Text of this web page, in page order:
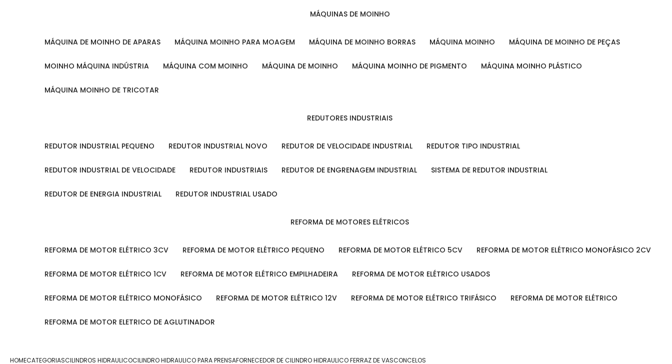
MÁQUINAS DE MOINHO
MÁQUINA DE MOINHO DE APARAS MÁQUINA MOINHO PARA MOAGEM MÁQUINA DE MOINHO BORRAS MÁQUINA MOINHO MÁQUINA DE MOINHO DE PEÇAS
MOINHO MÁQUINA INDÚSTRIA MÁQUINA COM MOINHO MÁQUINA DE MOINHO MÁQUINA MOINHO DE PIGMENTO MÁQUINA MOINHO PLÁSTICO
MÁQUINA MOINHO DE TRICOTAR
REDUTORES INDUSTRIAIS
REDUTOR INDUSTRIAL PEQUENO REDUTOR INDUSTRIAL NOVO REDUTOR DE VELOCIDADE INDUSTRIAL REDUTOR TIPO INDUSTRIAL
REDUTOR INDUSTRIAL DE VELOCIDADE REDUTOR INDUSTRIAIS REDUTOR DE ENGRENAGEM INDUSTRIAL SISTEMA DE REDUTOR INDUSTRIAL
REDUTOR DE ENERGIA INDUSTRIAL REDUTOR INDUSTRIAL USADO
REFORMA DE MOTORES ELÉTRICOS
REFORMA DE MOTOR ELÉTRICO 3CV REFORMA DE MOTOR ELÉTRICO PEQUENO REFORMA DE MOTOR ELÉTRICO 5CV REFORMA DE MOTOR ELÉTRICO MONOFÁSICO 2CV
REFORMA DE MOTOR ELÉTRICO 1CV REFORMA DE MOTOR ELÉTRICO EMPILHADEIRA REFORMA DE MOTOR ELÉTRICO USADOS
REFORMA DE MOTOR ELÉTRICO MONOFÁSICO REFORMA DE MOTOR ELÉTRICO 12V REFORMA DE MOTOR ELÉTRICO TRIFÁSICO REFORMA DE MOTOR ELÉTRICO
REFORMA DE MOTOR ELETRICO DE AGLUTINADOR
HOMECATEGORIASCILINDROS HIDRAULICOCILINDRO HIDRAULICO PARA PRENSAFORNECEDOR DE CILINDRO HIDRAULICO FERRAZ DE VASCONCELOS